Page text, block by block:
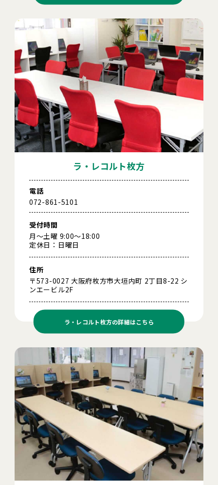
ラ・レコルト枚方
電話
072-861-5101
受付時間
月～土曜 9:00～18:00
定休日：日曜日
住所
〒573-0027 大阪府枚方市大垣内町 2丁目8-22 シ
ンエービル2F
ラ・レコルト枚方の詳細はこちら